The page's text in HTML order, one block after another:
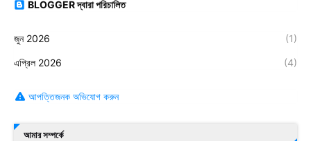
BLOGGER দ্বারা পরিচালিত
জুন 2026 (1)
এপ্রিল 2026 (4)
আপত্তিজনক অভিযোগ করুন
আমার সম্পর্কে